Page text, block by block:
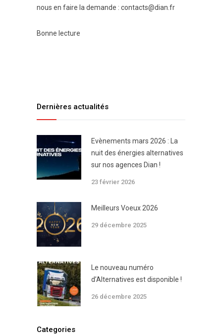
nous en faire la demande : contacts@dian.fr
Bonne lecture
Dernières actualités
Evènements mars 2026 : La
nuit des énergies alternatives
sur nos agences Dian !
23 février 2026
Meilleurs Voeux 2026
29 décembre 2025
Le nouveau numéro
d’Alternatives est disponible !
26 décembre 2025
Categories